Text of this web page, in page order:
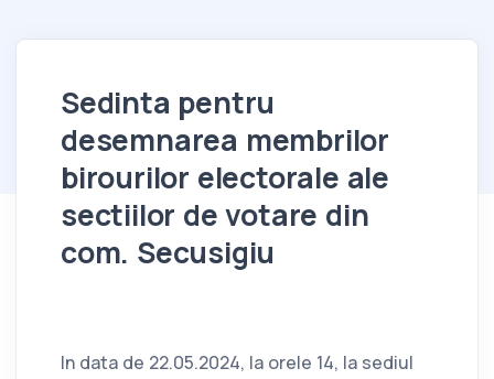
Sedinta pentru
desemnarea membrilor
birourilor electorale ale
sectiilor de votare din
com. Secusigiu
In data de 22.05.2024, la orele 14, la sediul